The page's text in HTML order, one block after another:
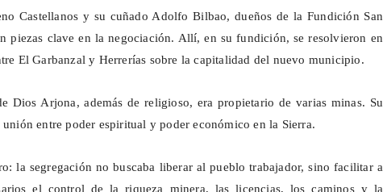
Castellanos y su cuñado Adolfo Bilbao, dueños de la Fundición San
piezas clave en la negociación. Allí, en su fundición, se resolvieron en
El Garbanzal y Herrerías sobre la capitalidad del nuevo municipio.
Dios Arjona, además de religioso, era propietario de varias minas. Su
entre poder espiritual y poder económico en la Sierra.
la segregación no buscaba liberar al pueblo trabajador, sino facilitar a
el control de la riqueza minera, las licencias, los caminos y la